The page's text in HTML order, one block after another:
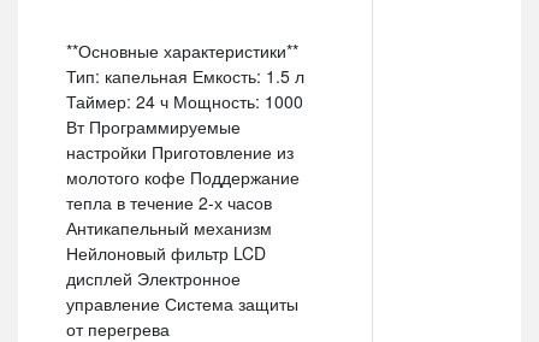
**Основные характеристики**
Тип: капельная Емкость: 1.5 л
Таймер: 24 ч Мощность: 1000
Вт Программируемые
настройки Приготовление из
молотого кофе Поддержание
тепла в течение 2-х часов
Антикапельный механизм
Нейлоновый фильтр LCD
дисплей Электронное
управление Система защиты
от перегрева